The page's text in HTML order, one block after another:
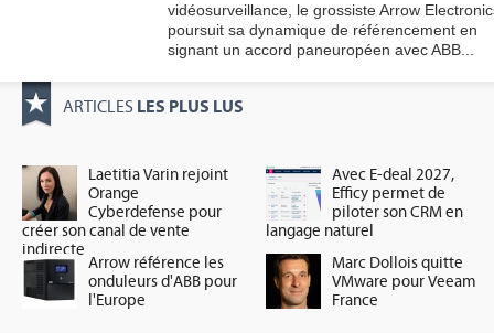
gratuite
vidéosurveillance, le grossiste Arrow
poursuit sa dynamique de référencement en
signant un accord paneuropéen avec ABB...
ARTICLES LES PLUS LUS
Laetitia Varin rejoint
Orange
Cyberdefense pour
créer son canal de vente
indirecte
Avec E-deal 2027,
Efficy permet de
piloter son CRM en
langage naturel
Arrow référence les
onduleurs d'ABB pour
l'Europe
Marc Dollois quitte
VMware pour Veeam
France